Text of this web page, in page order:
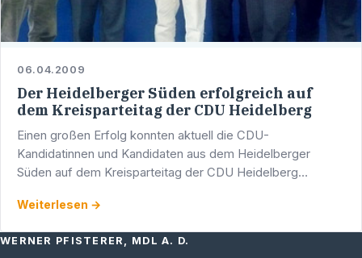
06.04.2009
Der Heidelberger Süden erfolgreich auf
dem Kreisparteitag der CDU Heidelberg
Einen großen Erfolg konnten aktuell die CDU-
Kandidatinnen und Kandidaten aus dem Heidelberger
Süden auf dem Kreisparteitag der CDU Heidelberg
Weiterlesen →
WERNER PFISTERER, MDL A. D.